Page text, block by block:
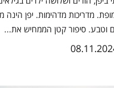
מדריכות מדהימות. יפן
וטבע. סיפור קטן הממחיש את...